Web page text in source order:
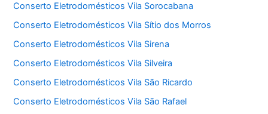
Conserto Eletrodomésticos Vila Sorocabana
Conserto Eletrodomésticos Vila Sítio dos Morros
Conserto Eletrodomésticos Vila Sirena
Conserto Eletrodomésticos Vila Silveira
Conserto Eletrodomésticos Vila São Ricardo
Conserto Eletrodomésticos Vila São Rafael